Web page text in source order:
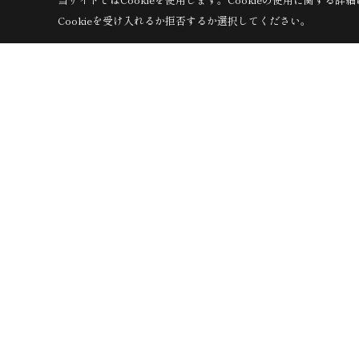
〒386-0001上田市上田1360-1TEL： 0268-75-0651
Cookieを受け入れるか拒否するか選択してください。